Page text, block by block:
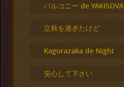
バルコニー de YAKISOVA
立秋を過ぎたけど
Kagurazaka de Night
安心して下さい